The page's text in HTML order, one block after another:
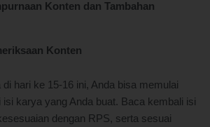
Konten dan Tambahan
Konten
di hari ke 15-16 ini, Anda bisa memulai
karya yang Anda buat. Baca kembali isi
dengan RPS, serta sesuai